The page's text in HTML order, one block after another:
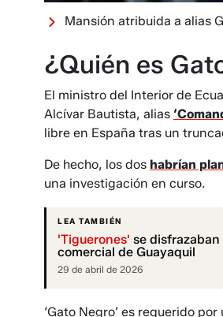
Mansión atribuida a alias
¿Quién es
El ministro del Interior de
Alcívar Bautista, alias
libre en España tras un
De hecho, los dos habrían
una investigación en curso.
LEA TAMBIÉN
'Tiguerones' se
comercial de Guayaquil
29 de abril de 2026
‘Gato Negro’ es requerido